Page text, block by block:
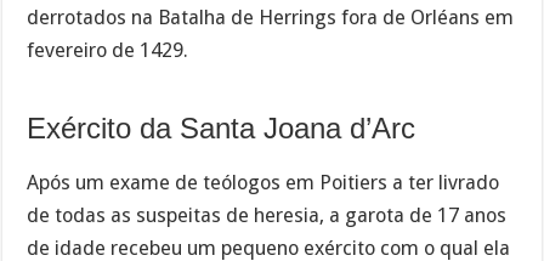
derrotados na Batalha de Herrings fora de Orléans em
fevereiro de 1429.
Exército da Santa Joana d’Arc
Após um exame de teólogos em Poitiers a ter livrado
de todas as suspeitas de heresia, a garota de 17 anos
de idade recebeu um pequeno exército com o qual ela